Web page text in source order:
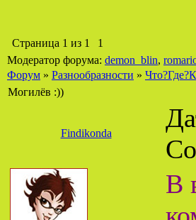
Страница 1 из 1
1
Модератор форума: demon_blin,
Форум » Разнообразности »
Могилёв :))
Findikonda
В